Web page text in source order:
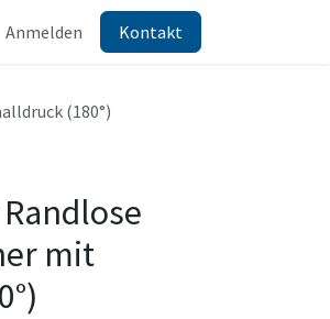
Anmelden Kontakt
(180°)
Randlose
mit